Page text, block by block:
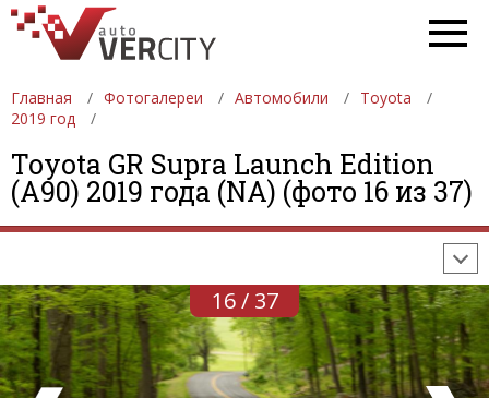
Главная Фотогалереи Автомобили
Toyota
2019 год
Toyota GR Supra Launch Edition
(A90) 2019 года (NA) (фото 16 из 37)
ФОТОГАЛЕРЕИ АВТОМОБИЛИ
ДЕВУШКИ
АВТОСАЛОНЫ
ФОРМУЛА-1
16 / 37